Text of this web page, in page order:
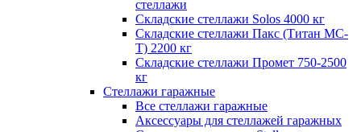
стеллажи
Складские стеллажи Solos 4000 кг
Складские стеллажи Пакс (Титан МС-
Т) 2200 кг
Складские стеллажи Промет 750-2500
кг
Стеллажи гаражные
Все стеллажи гаражные
Аксессуары для стеллажей гаражных